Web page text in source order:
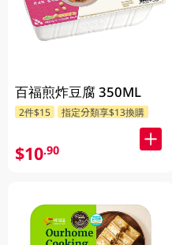
百福煎炸豆腐 350ML
2件$15 指定分類享$13換購
$10.90